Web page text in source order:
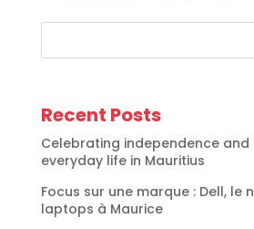
Recent Posts
Celebrating independence and
everyday life in Mauritius
Focus sur une marque : Dell, le
laptops à Maurice